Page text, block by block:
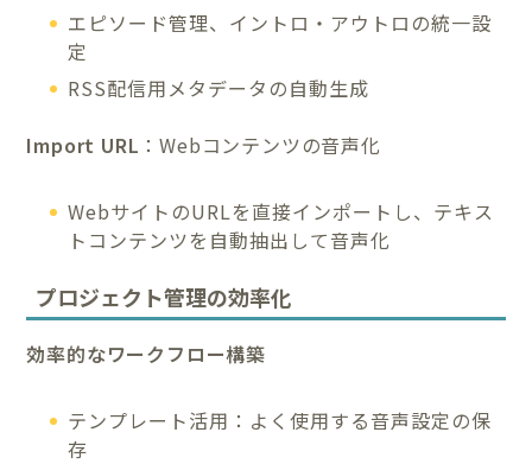
エピソード管理、イントロ・アウトロの統一設
定
RSS配信用メタデータの自動生成
Import URL ：Webコンテンツの音声化
WebサイトのURLを直接インポートし、テキス
トコンテンツを自動抽出して音声化
プロジェクト管理の効率化
効率的なワークフロー構築
テンプレート活用：よく使用する音声設定の保
存